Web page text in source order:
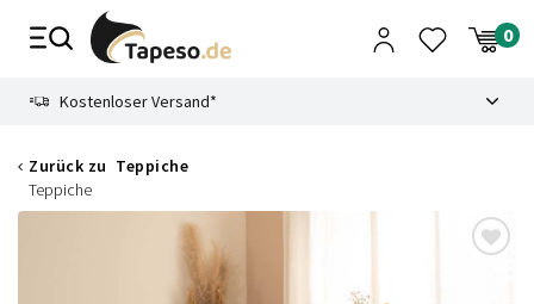
Zusammenbruch
Kostenloser Versand*
Zurück zu Teppiche
Teppiche